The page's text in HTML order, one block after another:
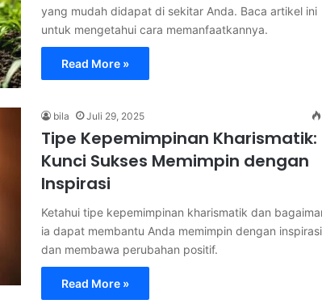
yang mudah didapat di sekitar Anda. Baca artikel ini
untuk mengetahui cara memanfaatkannya.
Read More »
bila Juli 29, 2025
Tipe Kepemimpinan Kharismatik:
Kunci Sukses Memimpin dengan
Inspirasi
Ketahui tipe kepemimpinan kharismatik dan
ia dapat membantu Anda memimpin dengan inspirasi
dan membawa perubahan positif.
Read More »